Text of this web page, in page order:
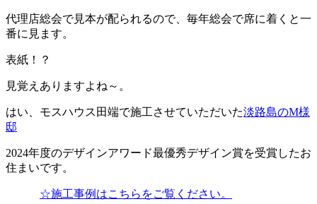
代理店総会で見本が配られるので、毎年総会で席に着くと一
番に見ます。
表紙！？
見覚えありますよね～。
はい、モスハウス田端で施工させていただいた淡路島のM様
邸
2024年度のデザインアワード最優秀デザイン賞を受賞したお
住まいです。
☆施工事例はこちらをご覧ください。